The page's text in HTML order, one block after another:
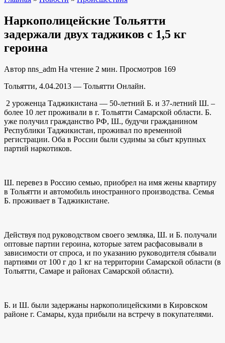
Наркополицейские Тольятти
задержали двух таджиков с 1,5 кг
героина
Автор nns_adm На чтение 2 мин. Просмотров 169
Тольятти, 4.04.2013 — Тольятти Онлайн.
2 уроженца Таджикистана — 50-летний Б. и 37-летний Ш. –
более 10 лет проживали в г. Тольятти Самарской области. Б.
уже получил гражданство РФ, Ш., будучи гражданином
Республики Таджикистан, проживал по временной
регистрации. Оба в России были судимы за сбыт крупных
партий наркотиков.
Ш. перевез в Россию семью, приобрел на имя жены квартиру
в Тольятти и автомобиль иностранного производства. Семья
Б. проживает в Таджикистане.
Действуя под руководством своего земляка, Ш. и Б. получали
оптовые партии героина, которые затем расфасовывали в
зависимости от спроса, и по указанию руководителя сбывали
партиями от 100 г до 1 кг на территории Самарской области (в
Тольятти, Самаре и районах Самарской области).
Б. и Ш. были задержаны наркополицейскими в Кировском
районе г. Самары, куда прибыли на встречу в покупателями.